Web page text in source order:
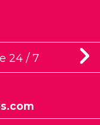
24 / 7